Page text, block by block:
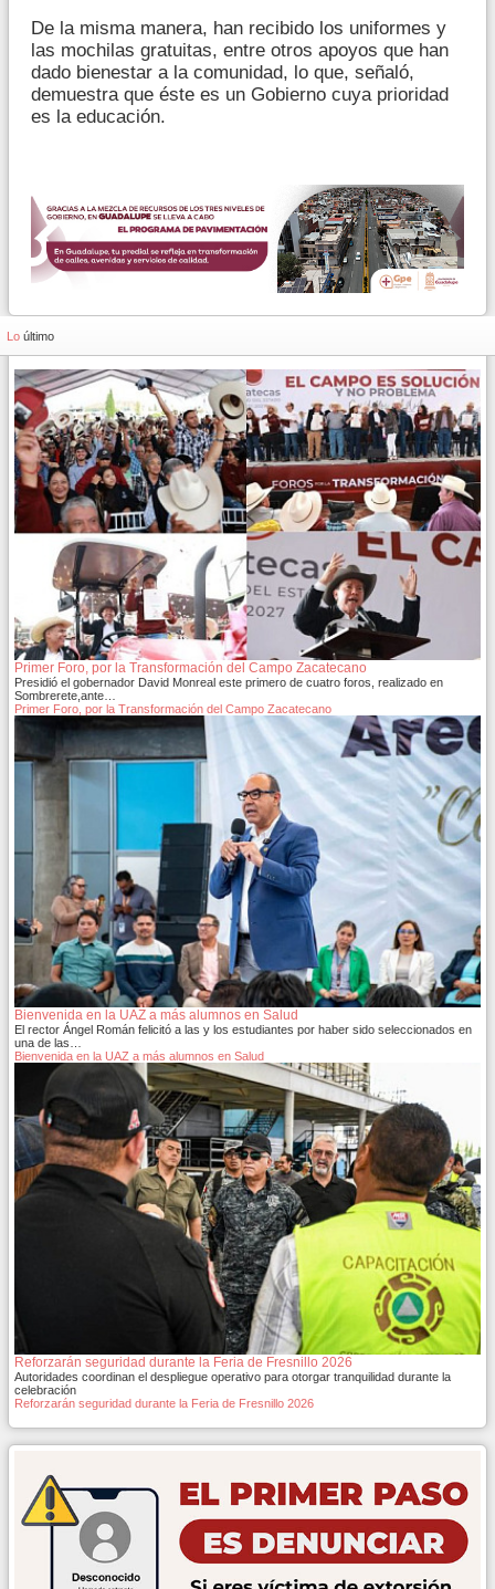
De la misma manera, han recibido los uniformes y
las mochilas gratuitas, entre otros apoyos que han
dado bienestar a la comunidad, lo que, señaló,
demuestra que éste es un Gobierno cuya prioridad
es la educación.
Lo último
Primer Foro, por la Transformación del Campo Zacatecano
Presidió el gobernador David Monreal este primero de cuatro foros, realizado en
Sombrerete,ante…
Primer Foro, por la Transformación del Campo Zacatecano
Bienvenida en la UAZ a más alumnos en Salud
El rector Ángel Román felicitó a las y los estudiantes por haber sido seleccionados en
una de las…
Bienvenida en la UAZ a más alumnos en Salud
Reforzarán seguridad durante la Feria de Fresnillo 2026
Autoridades coordinan el despliegue operativo para otorgar tranquilidad durante la
celebración
Reforzarán seguridad durante la Feria de Fresnillo 2026